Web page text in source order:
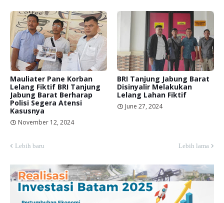
Mauliater Pane Korban
Lelang Fiktif BRI Tanjung
Jabung Barat Berharap
Polisi Segera Atensi
Kasusnya
November 12, 2024
BRI Tanjung Jabung Barat
Disinyalir Melakukan
Lelang Lahan Fiktif
June 27, 2024
Lebih baru Lebih lama